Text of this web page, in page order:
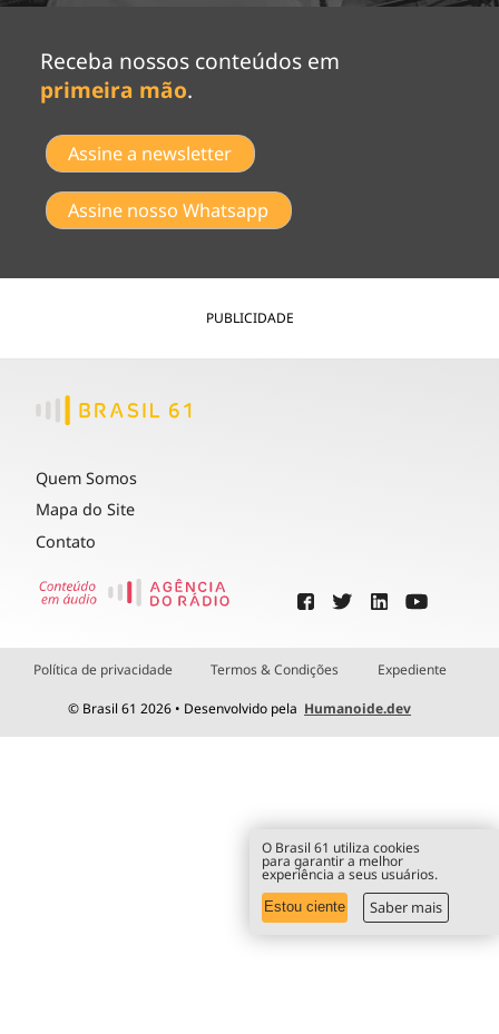
Receba nossos conteúdos em
primeira mão.
Assine a newsletter
Assine nosso Whatsapp
PUBLICIDADE
Quem Somos
Mapa do Site
Contato
Política de privacidade Termos & Condições Expediente
© Brasil 61 2026 • Desenvolvido pela Humanoide.dev
O Brasil 61 utiliza cookies
para garantir a melhor
experiência a seus usuários.
Estou ciente Saber mais